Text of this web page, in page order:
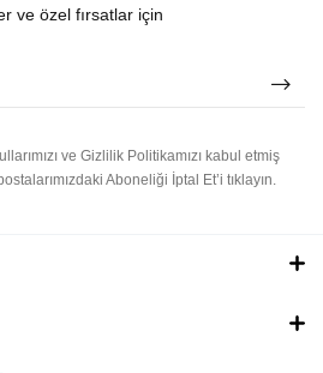
ve özel fırsatlar için
ve Gizlilik Politikamızı kabul etmiş
Aboneliği İptal Et’i tıklayın.